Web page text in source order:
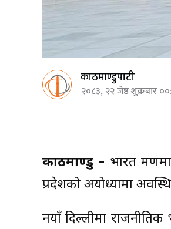
काठमाण्डुपाटी
२०८३, २२ जेष्ठ शुक्रबार
काठमाण्डु – भारत
प्रदेशको अयोध्यामा
नयाँ दिल्लीमा